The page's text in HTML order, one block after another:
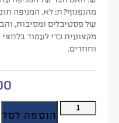
מהנפנוף? ת: לא. המניפה
של פסטיבלים ומסיבות,
מקצועית כדי לעמוד בלחצי
וחוזרים.
הוספה לסל